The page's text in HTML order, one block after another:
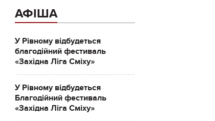
АФІША
У Рівному відбудеться
благодійний фестиваль
«Західна Ліга Сміху»
У Рівному відбудеться
Благодійний фестиваль
«Західна Ліга Сміху»